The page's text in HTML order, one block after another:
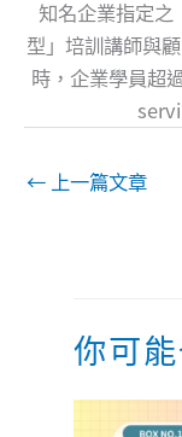
知名企業指定之
型」培訓講師與
時，企業學員超
← 上一篇文章
你可